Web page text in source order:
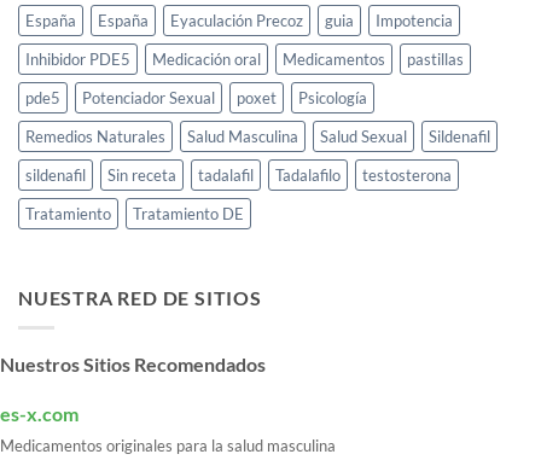
España
España Eyaculación Precoz guia
Impotencia
Inhibidor PDE5
Medicación oral Medicamentos
pastillas
pde5
Potenciador Sexual poxet
Psicología
Remedios Naturales
Salud Masculina Salud Sexual
Sildenafil
sildenafil
Sin receta tadalafil Tadalafilo
testosterona
Tratamiento
Tratamiento DE
NUESTRA RED DE SITIOS
Nuestros Sitios Recomendados
es-x.com
Medicamentos originales para la salud masculina